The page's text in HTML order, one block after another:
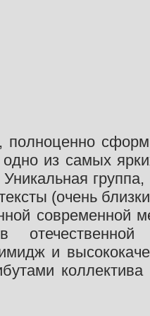
полноценно
из самых
(очень
современной
и